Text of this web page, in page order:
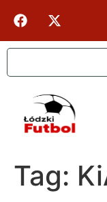
Tag: